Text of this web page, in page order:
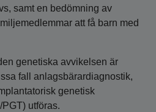
samt en bedömning av
att få barn med
genetiska avvikelsen är
fall anlagsbärardiagnostik,
genetisk
utföras.